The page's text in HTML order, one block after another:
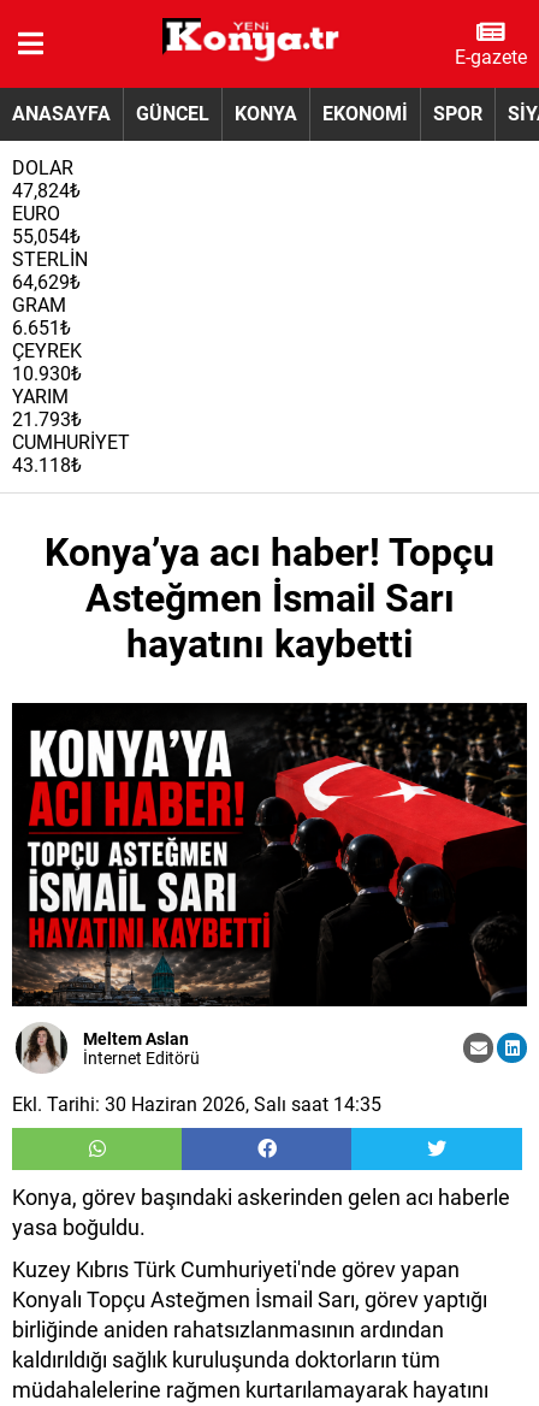
E-gazete
ANASAYFA GÜNCEL KONYA EKONOMİ SPOR
DOLAR
47,824₺
EURO
55,054₺
STERLİN
64,629₺
GRAM
6.651₺
ÇEYREK
10.930₺
YARIM
21.793₺
CUMHURİYET
43.118₺
Konya’ya acı haber! Topçu
Asteğmen İsmail Sarı
hayatını kaybetti
Meltem Aslan
İnternet Editörü
Ekl. Tarihi: 30 Haziran 2026, Salı saat 14:35
Konya, görev başındaki askerinden gelen acı haberle
yasa boğuldu.
Kuzey Kıbrıs Türk Cumhuriyeti'nde görev yapan
Konyalı Topçu Asteğmen İsmail Sarı, görev yaptığı
birliğinde aniden rahatsızlanmasının ardından
kaldırıldığı sağlık kuruluşunda doktorların tüm
müdahalelerine rağmen kurtarılamayarak hayatını